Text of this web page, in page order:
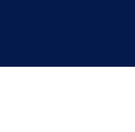
správy ČR
ČR
účet Celní správy ČR